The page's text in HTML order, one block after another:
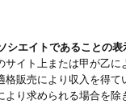
シエイトであることの表
サイト上または甲が乙
格販売により収入を得
より求められる場合を